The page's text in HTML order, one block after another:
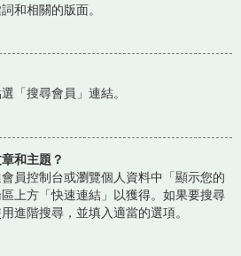
和相關的版面。
「搜尋會員」連結。
和主題？
員控制台或瀏覽個人資料中「顯示您的
上方「快速連結」以獲得。如果要搜尋
進階搜尋，並填入適當的選項。